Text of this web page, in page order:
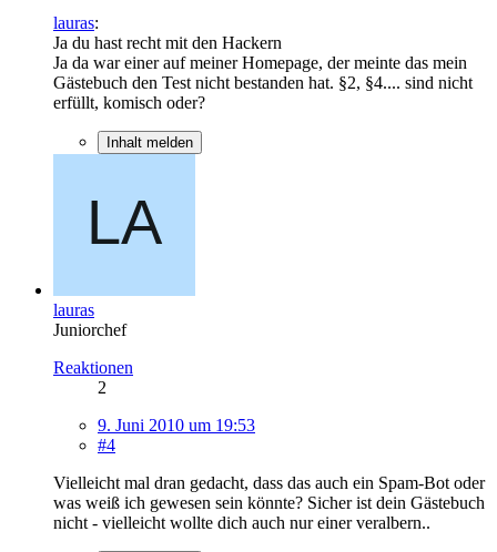
lauras:
Ja du hast recht mit den Hackern
Ja da war einer auf meiner Homepage, der meinte das mein
Gästebuch den Test nicht bestanden hat. §2, §4.... sind nicht
erfüllt, komisch oder?
Inhalt melden
lauras
Juniorchef
Reaktionen
2
9. Juni 2010 um 19:53
#4
Vielleicht mal dran gedacht, dass das auch ein Spam-Bot oder
was weiß ich gewesen sein könnte? Sicher ist dein Gästebuch
nicht - vielleicht wollte dich auch nur einer veralbern..